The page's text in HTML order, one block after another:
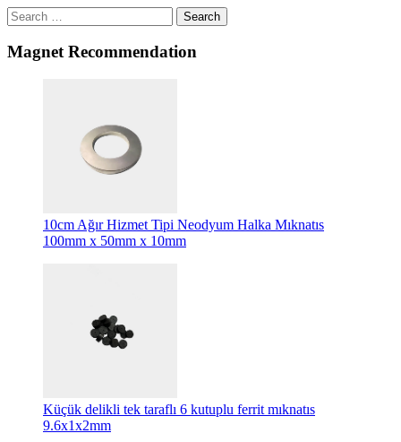
Search
Magnet Recommendation
10cm Ağır Hizmet Tipi Neodyum Halka Mıknatıs
100mm x 50mm x 10mm
Küçük delikli tek taraflı 6 kutuplu ferrit mıknatıs
9.6x1x2mm